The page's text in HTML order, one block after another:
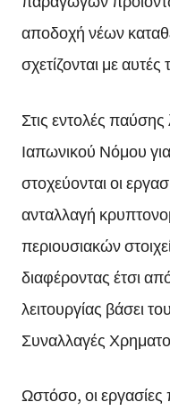
αποδοχή νέων
σχετίζονται με
Στις εντολές παύσης
Ιαπωνικού Νόμου
στοχεύονται οι
ανταλλαγή
περιουσιακών
διαφέροντας έτσι
λειτουργίας βάσει
Συναλλαγές
Ωστόσο, οι εργασίες